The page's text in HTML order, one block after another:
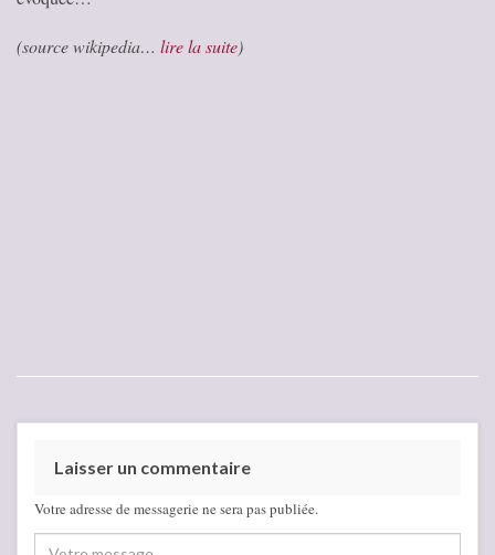
(source wikipedia… lire la suite)
Laisser un commentaire
Votre adresse de messagerie ne sera pas publiée.